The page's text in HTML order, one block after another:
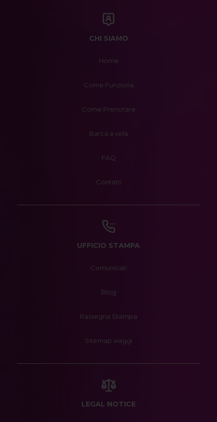
CHI SIAMO
Home
Come Funziona
Come Prenotare
Barca a vela
FAQ
Contatti
UFFICIO STAMPA
Comunicati
Blog
Rassegna Stampa
Sitemap viaggi
LEGAL NOTICE